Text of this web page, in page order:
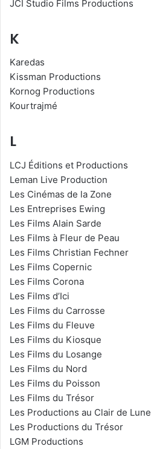
JCI Studio Films Productions
K
Karedas
Kissman Productions
Kornog Productions
Kourtrajmé
L
LCJ Éditions et Productions
Leman Live Production
Les Cinémas de la Zone
Les Entreprises Ewing
Les Films Alain Sarde
Les Films à Fleur de Peau
Les Films Christian Fechner
Les Films Copernic
Les Films Corona
Les Films d’Ici
Les Films du Carrosse
Les Films du Fleuve
Les Films du Kiosque
Les Films du Losange
Les Films du Nord
Les Films du Poisson
Les Films du Trésor
Les Productions au Clair de Lune
Les Productions du Trésor
LGM Productions